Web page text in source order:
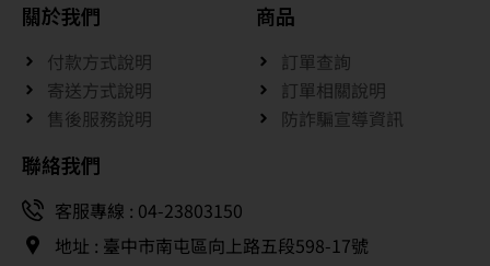
關於我們
付款方式說明
寄送方式說明
售後服務說明
商品
訂單查詢
訂單相關說明
防詐騙宣導資訊
聯絡我們
客服專線 : 04-23803150
地址 : 臺中市南屯區向上路五段598-17號